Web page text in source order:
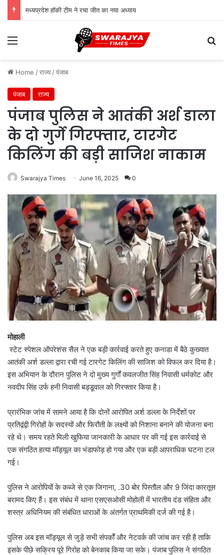
मध्यप्रदेश हॉकी टीम ने रचा जीत का नया अध्याय
Menu
Home /राज्य /पंजाब
पंजाब राज्य
पंजाब पुलिस ने आतंकी अर्श डाला
के दो गुर्गे गिरफ्तार, टारगेट
किलिंग की बड़ी साजिश नाकाम
Swarajya Times June 16, 2025 0
मोहाली
स्टेट स्पेशल ऑपरेशंस सैल ने एक बड़ी कार्रवाई करते हुए कनाडा में बैठे कुख्यात
आतंकी अर्श डल्ला द्वारा रची गई टारगेट किलिंग की साजिश को विफल कर दिया है।
इस अभियान के दौरान पुलिस ने दो मुख्य गुर्गों कवलजीत सिंह निवासी धर्मकोट और
नवदीप सिंह उर्फ हनी निवासी बड्डूवाल को गिरफ्तार किया है।
प्रारंभिक जांच में सामने आया है कि दोनों आरोपित अर्श डल्ला के निर्देशों पर
प्रतिद्वंद्वी गिरोहों के सदस्यों और फिरौती के लक्ष्यों को निशाना बनाने की योजना बना
रहे थे। समय रहते मिली खुफिया जानकारी के आधार पर की गई इस कार्रवाई से
एक संगठित हत्या मॉड्यूल का भंडाफोड़ हो गया और एक बड़ी आपराधिक घटना टल
गई।
पुलिस ने आरोपियों के कब्जे से एक जिगाना, .30 बोर पिस्तौल और 9 जिंदा कारतूस
बरामद किए हैं। इस संबंध में थाना एसएसओसी मोहोली में भारतीय दंड संहिता और
शस्त्र अधिनियम की संबंधित धाराओं के अंतर्गत प्राथमिकी दर्ज की गई है।
पुलिस अब इस मॉड्यूल से जुड़े सभी संपर्कों और नेटवर्क की जांच कर रही है ताकि
इसके पीछे सक्रिय पूरे गिरोह को बेनकाब किया जा सके। पंजाब पुलिस ने संगठित